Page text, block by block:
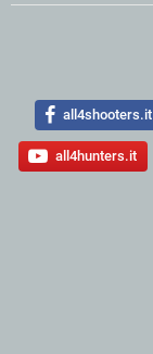
all4shooters.it
all4hunters.it